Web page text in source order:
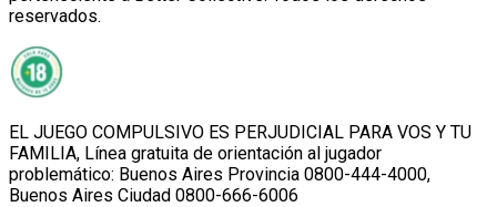
reservados.
EL JUEGO COMPULSIVO ES PERJUDICIAL PARA VOS Y TU
FAMILIA, Línea gratuita de orientación al jugador
problemático: Buenos Aires Provincia 0800-444-4000,
Buenos Aires Ciudad 0800-666-6006